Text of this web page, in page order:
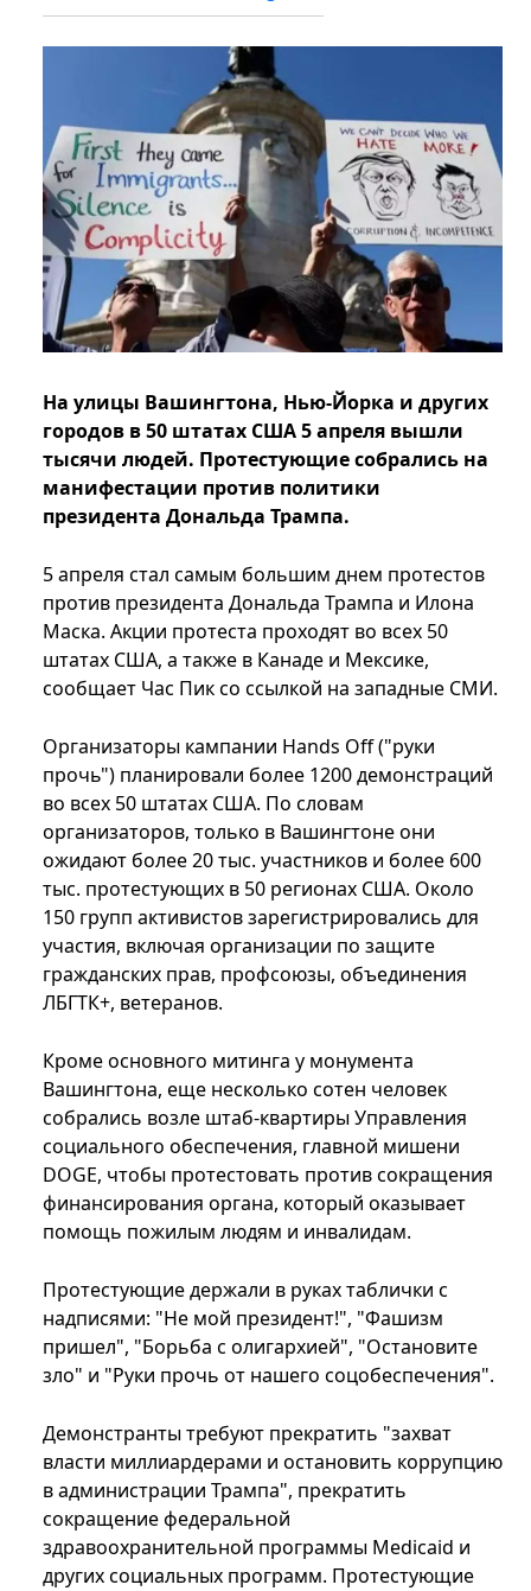
На улицы Вашингтона, Нью-Йорка и других
городов в 50 штатах США 5 апреля вышли
тысячи людей. Протестующие собрались на
манифестации против политики
президента Дональда Трампа.
5 апреля стал самым большим днем протестов
против президента Дональда Трампа и Илона
Маска. Акции протеста проходят во всех 50
штатах США, а также в Канаде и Мексике,
сообщает Час Пик со ссылкой на западные СМИ.
Организаторы кампании Hands Off ("руки
прочь") планировали более 1200 демонстраций
во всех 50 штатах США. По словам
организаторов, только в Вашингтоне они
ожидают более 20 тыс. участников и более 600
тыс. протестующих в 50 регионах США. Около
150 групп активистов зарегистрировались для
участия, включая организации по защите
гражданских прав, профсоюзы, объединения
ЛБГТК+, ветеранов.
Кроме основного митинга у монумента
Вашингтона, еще несколько сотен человек
собрались возле штаб-квартиры Управления
социального обеспечения, главной мишени
DOGE, чтобы протестовать против сокращения
финансирования органа, который оказывает
помощь пожилым людям и инвалидам.
Протестующие держали в руках таблички с
надписями: "Не мой президент!", "Фашизм
пришел", "Борьба с олигархией", "Остановите
зло" и "Руки прочь от нашего соцобеспечения".
Демонстранты требуют прекратить "захват
власти миллиардерами и остановить коррупцию
в администрации Трампа", прекратить
сокращение федеральной
здравоохранительной программы Medicaid и
других социальных программ. Протестующие